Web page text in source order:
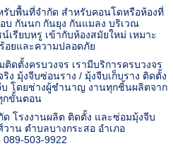
รับพื้นที่จำกัด สำหรับคอนโดหรือห้องที่
บ กันนก กันยุง กันแมลง บริเวณ
เรียบหรู เข้ากับห้องสมัยใหม่ เหมาะ
อยและความปลอดภัย
ดตั้งครบวงจร เรามีบริการครบวงจร
ง มุ้งจีบซ่อนราง / มุ้งจีบเก็บราง ติดตั้ง
บ โดยช่างผู้ชำนาญ งานทุกชิ้นผลิตจาก
กขั้นตอน
ด โรงงานผลิต ติดตั้ง และซ่อมมุ้งจีบ
าน ตำบลบางกระสอ อำเภอ
503-9922